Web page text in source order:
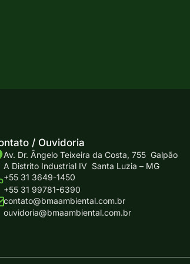
/ Ouvidoria
Av. Dr. Ângelo Teixeira da Costa, 755 Galpão
A Distrito Industrial IV Santa Luzia – MG
+55 31 3649-1450
+55 31 99781-6390
contato@bmaambiental.com.br
ouvidoria@bmaambiental.com.br